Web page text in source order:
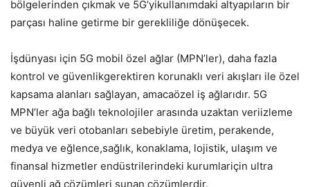
bölgelerinden çıkmak ve 5G’yikullanımdaki altyapıların bir
parçası haline getirme bir gerekliliğe dönüşecek.
İşdünyası için 5G mobil özel ağlar (MPN’ler), daha fazla
kontrol ve güvenlikgerektiren korunaklı veri akışları ile özel
kapsama alanları sağlayan, amacaözel iş ağlarıdır. 5G
MPN’ler ağa bağlı teknolojiler arasında uzaktan veriizleme
ve büyük veri otobanları sebebiyle üretim, perakende,
medya ve eğlence,sağlık, konaklama, lojistik, ulaşım ve
finansal hizmetler endüstrilerindeki kurumlariçin ultra
güvenli ağ çözümleri sunan çözümlerdir.